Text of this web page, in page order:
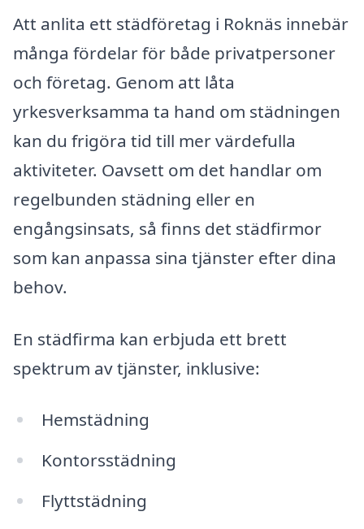
Att anlita ett städföretag i Roknäs innebär
många fördelar för både privatpersoner
och företag. Genom att låta
yrkesverksamma ta hand om städningen
kan du frigöra tid till mer värdefulla
aktiviteter. Oavsett om det handlar om
regelbunden städning eller en
engångsinsats, så finns det städfirmor
som kan anpassa sina tjänster efter dina
behov.
En städfirma kan erbjuda ett brett
spektrum av tjänster, inklusive:
Hemstädning
Kontorsstädning
Flyttstädning